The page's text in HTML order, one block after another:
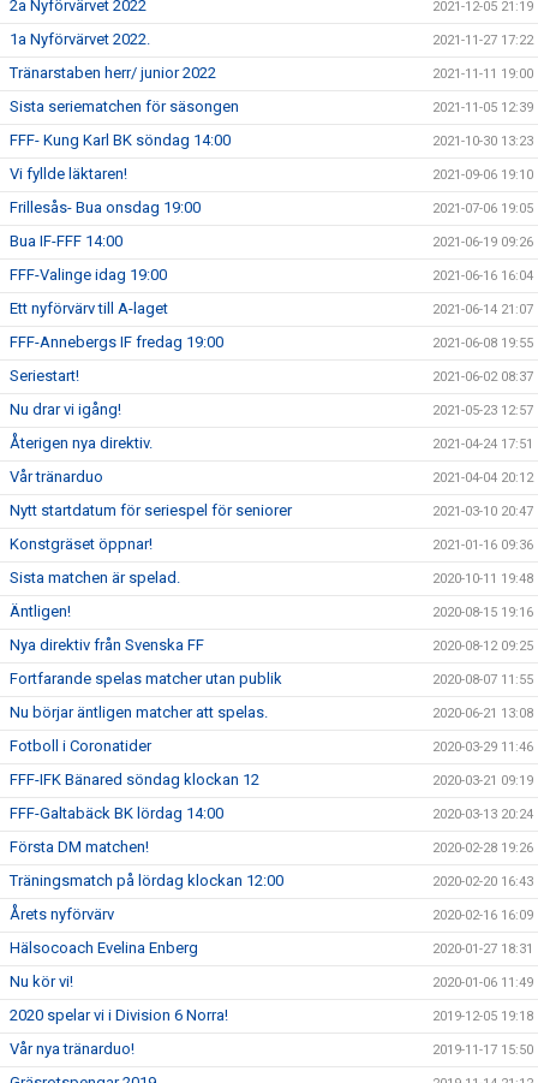
2a Nyförvärvet 2022 2021-12-05 21:19
1a Nyförvärvet 2022. 2021-11-27 17:22
Tränarstaben herr/ junior 2022 2021-11-11 19:00
Sista seriematchen för säsongen 2021-11-05 12:39
FFF- Kung Karl BK söndag 14:00 2021-10-30 13:23
Vi fyllde läktaren! 2021-09-06 19:10
Frillesås- Bua onsdag 19:00 2021-07-06 19:05
Bua IF-FFF 14:00 2021-06-19 09:26
FFF-Valinge idag 19:00 2021-06-16 16:04
Ett nyförvärv till A-laget 2021-06-14 21:07
FFF-Annebergs IF fredag 19:00 2021-06-08 19:55
Seriestart! 2021-06-02 08:37
Nu drar vi igång! 2021-05-23 12:57
Återigen nya direktiv. 2021-04-24 17:51
Vår tränarduo 2021-04-04 20:12
Nytt startdatum för seriespel för seniorer 2021-03-10 20:47
Konstgräset öppnar! 2021-01-16 09:36
Sista matchen är spelad. 2020-10-11 19:48
Äntligen! 2020-08-15 19:16
Nya direktiv från Svenska FF 2020-08-12 09:25
Fortfarande spelas matcher utan publik 2020-08-07 11:55
Nu börjar äntligen matcher att spelas. 2020-06-21 13:08
Fotboll i Coronatider 2020-03-29 11:46
FFF-IFK Bänared söndag klockan 12 2020-03-21 09:19
FFF-Galtabäck BK lördag 14:00 2020-03-13 20:24
Första DM matchen! 2020-02-28 19:26
Träningsmatch på lördag klockan 12:00 2020-02-20 16:43
Årets nyförvärv 2020-02-16 16:09
Hälsocoach Evelina Enberg 2020-01-27 18:31
Nu kör vi! 2020-01-06 11:49
2020 spelar vi i Division 6 Norra! 2019-12-05 19:18
Vår nya tränarduo! 2019-11-17 15:50